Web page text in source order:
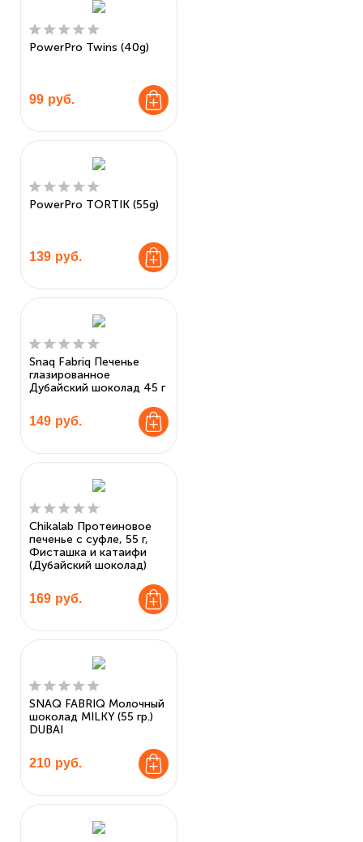
PowerPro Twins (40g)
99 руб.
PowerPro TORTIK (55g)
139 руб.
Snaq Fabriq Печенье
глазированное
Дубайский шоколад 45 г
149 руб.
Chikalab Протеиновое
печенье с суфле, 55 г,
Фисташка и катаифи
(Дубайский шоколад)
169 руб.
SNAQ FABRIQ Молочный
шоколад MILKY (55 гр.)
DUBAI
210 руб.